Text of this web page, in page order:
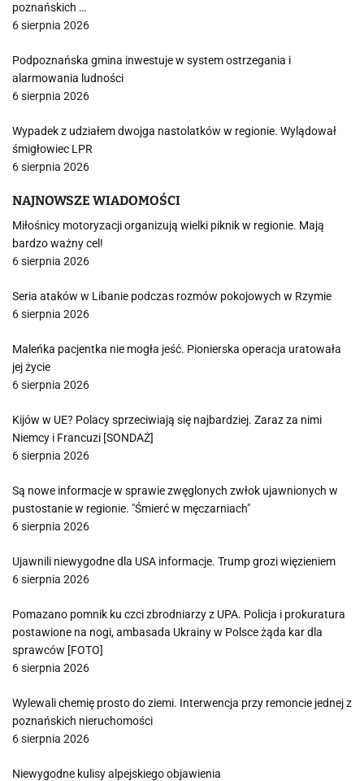
poznańskich …
6 sierpnia 2026
Podpoznańska gmina inwestuje w system ostrzegania i
alarmowania ludności
6 sierpnia 2026
Wypadek z udziałem dwojga nastolatków w regionie. Wylądował
śmigłowiec LPR
6 sierpnia 2026
NAJNOWSZE WIADOMOŚCI
Miłośnicy motoryzacji organizują wielki piknik w regionie. Mają
bardzo ważny cel!
6 sierpnia 2026
Seria ataków w Libanie podczas rozmów pokojowych w Rzymie
6 sierpnia 2026
Maleńka pacjentka nie mogła jeść. Pionierska operacja uratowała
jej życie
6 sierpnia 2026
Kijów w UE? Polacy sprzeciwiają się najbardziej. Zaraz za nimi
Niemcy i Francuzi [SONDAŻ]
6 sierpnia 2026
Są nowe informacje w sprawie zwęglonych zwłok ujawnionych w
pustostanie w regionie. "Śmierć w męczarniach"
6 sierpnia 2026
Ujawnili niewygodne dla USA informacje. Trump grozi więzieniem
6 sierpnia 2026
Pomazano pomnik ku czci zbrodniarzy z UPA. Policja i prokuratura
postawione na nogi, ambasada Ukrainy w Polsce żąda kar dla
sprawców [FOTO]
6 sierpnia 2026
Wylewali chemię prosto do ziemi. Interwencja przy remoncie jednej z
poznańskich nieruchomości
6 sierpnia 2026
Niewygodne kulisy alpejskiego objawienia